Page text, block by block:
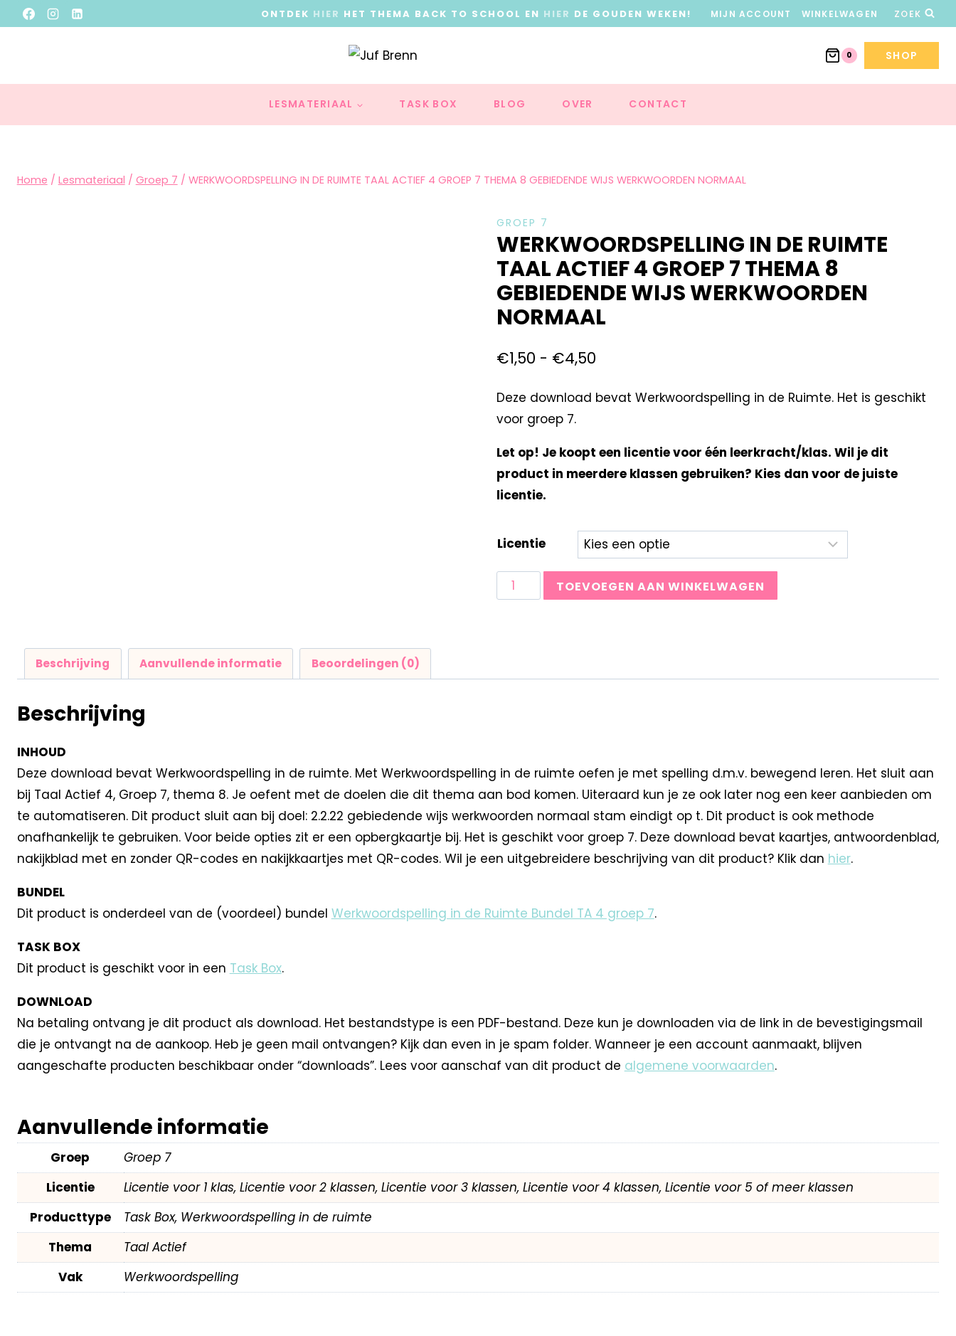
ONTDEK HIER HET THEMA BACK TO SCHOOL EN HIER DE GOUDEN WEKEN! MIJN ACCOUNT WINKELWAGEN ZOEK
0 SHOP
LESMATERIAAL TASK BOX BLOG OVER CONTACT
Home / Lesmateriaal / Groep 7 / WERKWOORDSPELLING IN DE RUIMTE TAAL ACTIEF 4 GROEP 7 THEMA 8 GEBIEDENDE WIJS WERKWOORDEN NORMAAL
GROEP 7
WERKWOORDSPELLING IN DE RUIMTE
TAAL ACTIEF 4 GROEP 7 THEMA 8
GEBIEDENDE WIJS WERKWOORDEN
NORMAAL
€1,50 - €4,50
Deze download bevat Werkwoordspelling in de Ruimte. Het is geschikt
voor groep 7.
Let op! Je koopt een licentie voor één leerkracht/klas. Wil je dit
product in meerdere klassen gebruiken? Kies dan voor de juiste
licentie.
Licentie
TOEVOEGEN AAN WINKELWAGEN
Beschrijving Aanvullende informatie Beoordelingen (0)
Beschrijving
INHOUD
Deze download bevat Werkwoordspelling in de ruimte. Met Werkwoordspelling in de ruimte oefen je met spelling d.m.v. bewegend leren. Het sluit aan
bij Taal Actief 4, Groep 7, thema 8. Je oefent met de doelen die dit thema aan bod komen. Uiteraard kun je ze ook later nog een keer aanbieden om
te automatiseren. Dit product sluit aan bij doel: 2.2.22 gebiedende wijs werkwoorden normaal stam eindigt op t. Dit product is ook methode
onafhankelijk te gebruiken. Voor beide opties zit er een opbergkaartje bij. Het is geschikt voor groep 7. Deze download bevat kaartjes, antwoordenblad,
nakijkblad met en zonder QR-codes en nakijkkaartjes met QR-codes. Wil je een uitgebreidere beschrijving van dit product? Klik dan hier.
BUNDEL
Dit product is onderdeel van de (voordeel) bundel Werkwoordspelling in de Ruimte Bundel TA 4 groep 7.
TASK BOX
Dit product is geschikt voor in een Task Box.
DOWNLOAD
Na betaling ontvang je dit product als download. Het bestandstype is een PDF-bestand. Deze kun je downloaden via de link in de bevestigingsmail
die je ontvangt na de aankoop. Heb je geen mail ontvangen? Kijk dan even in je spam folder. Wanneer je een account aanmaakt, blijven
aangeschafte producten beschikbaar onder “downloads”. Lees voor aanschaf van dit product de algemene voorwaarden.
Aanvullende informatie
Groep
Groep 7
Licentie
Licentie voor 1 klas, Licentie voor 2 klassen, Licentie voor 3 klassen, Licentie voor 4 klassen, Licentie voor 5 of meer klassen
Producttype
Task Box, Werkwoordspelling in de ruimte
Thema
Taal Actief
Vak
Werkwoordspelling